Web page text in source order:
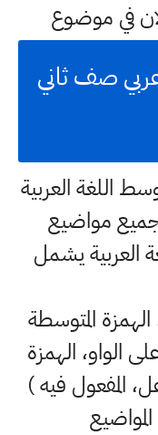
في موضوع
صف ثاني
اللغة العربية
مواضيع
العربية يشمل
المتوسطة
الواو، الهمزة
المفعول فيه )